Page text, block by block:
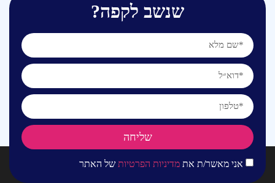
שנשב לקפה?
אני מאשר/ת את מדיניות הפרטיות של האתר
שליחה